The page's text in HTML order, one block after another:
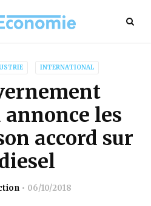
INTERNATIONAL
les
accord sur
06/10/2018